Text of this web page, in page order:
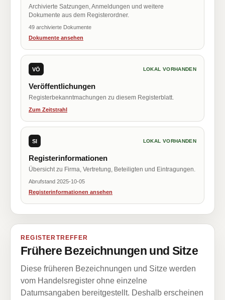
Archivierte Satzungen, Anmeldungen und weitere
Dokumente aus dem Registerordner.
49 archivierte Dokumente
Dokumente ansehen
VÖ LOKAL VORHANDEN
Veröffentlichungen
Registerbekanntmachungen zu diesem Registerblatt.
Zum Zeitstrahl
SI LOKAL VORHANDEN
Registerinformationen
Übersicht zu Firma, Vertretung, Beteiligten und Eintragungen.
Abrufstand 2025-10-05
Registerinformationen ansehen
REGISTERTREFFER
Frühere Bezeichnungen und Sitze
Diese früheren Bezeichnungen und Sitze werden
vom Handelsregister ohne einzelne
Datumsangaben bereitgestellt. Deshalb erscheinen